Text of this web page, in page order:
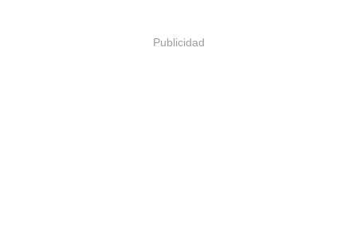
Publicidad